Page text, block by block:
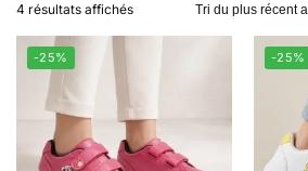
4 résultats affichés
-25% -25%